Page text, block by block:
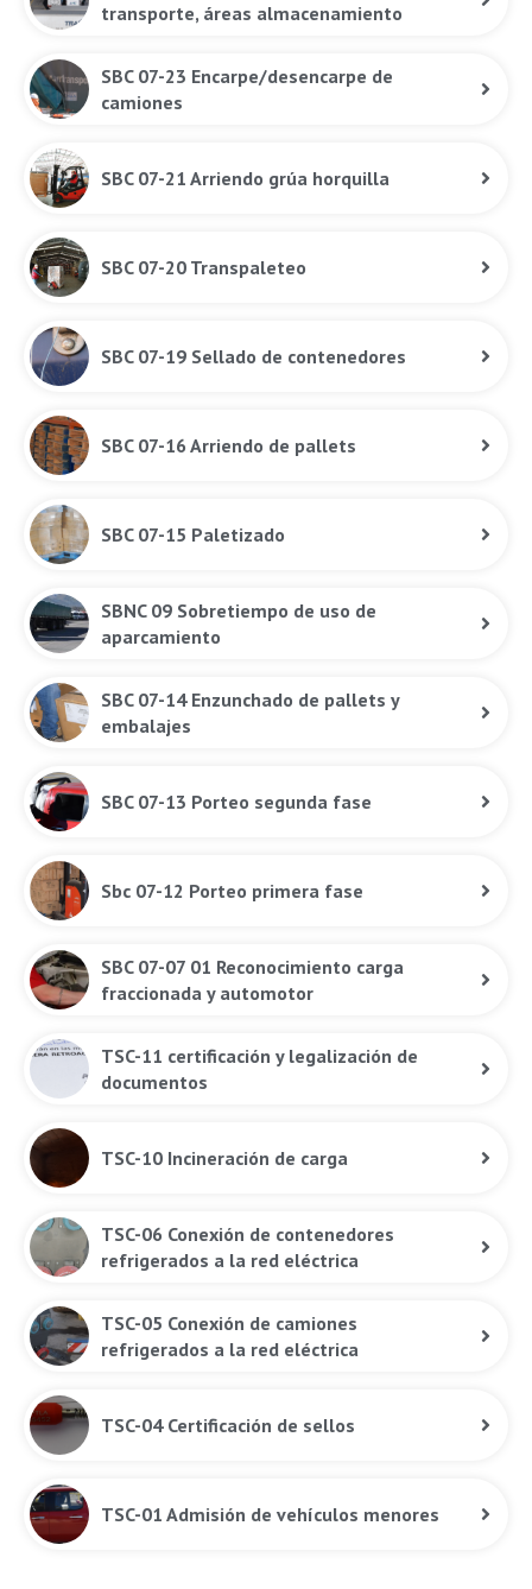
transporte, áreas almacenamiento
SBC 07-23 Encarpe/desencarpe de
camiones
SBC 07-21 Arriendo grúa horquilla
SBC 07-20 Transpaleteo
SBC 07-19 Sellado de contenedores
SBC 07-16 Arriendo de pallets
SBC 07-15 Paletizado
SBNC 09 Sobretiempo de uso de
aparcamiento
SBC 07-14 Enzunchado de pallets y
embalajes
SBC 07-13 Porteo segunda fase
Sbc 07-12 Porteo primera fase
SBC 07-07 01 Reconocimiento carga
fraccionada y automotor
TSC-11 certificación y legalización de
documentos
TSC-10 Incineración de carga
TSC-06 Conexión de contenedores
refrigerados a la red eléctrica
TSC-05 Conexión de camiones
refrigerados a la red eléctrica
TSC-04 Certificación de sellos
TSC-01 Admisión de vehículos menores